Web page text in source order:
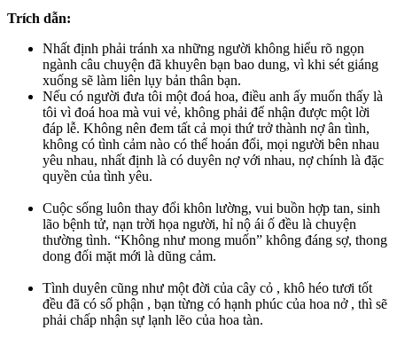
Trích dẫn:
Nhất định phải tránh xa những người không hiểu rõ ngọn
ngành câu chuyện đã khuyên bạn bao dung, vì khi sét giáng
xuống sẽ làm liên lụy bản thân bạn.
Nếu có người đưa tôi một đoá hoa, điều anh ấy muốn thấy là
tôi vì đoá hoa mà vui vẻ, không phải để nhận được một lời
đáp lễ. Không nên đem tất cả mọi thứ trở thành nợ ân tình,
không có tình cảm nào có thể hoán đổi, mọi người bên nhau
yêu nhau, nhất định là có duyên nợ với nhau, nợ chính là đặc
quyền của tình yêu.
Cuộc sống luôn thay đổi khôn lường, vui buồn hợp tan, sinh
lão bệnh tử, nạn trời họa người, hỉ nộ ái ố đều là chuyện
thường tình. “Không như mong muốn” không đáng sợ, thong
dong đối mặt mới là dũng cảm.
Tình duyên cũng như một đời của cây cỏ , khô héo tươi tốt
đều đã có số phận , bạn từng có hạnh phúc của hoa nở , thì sẽ
phải chấp nhận sự lạnh lẽo của hoa tàn.